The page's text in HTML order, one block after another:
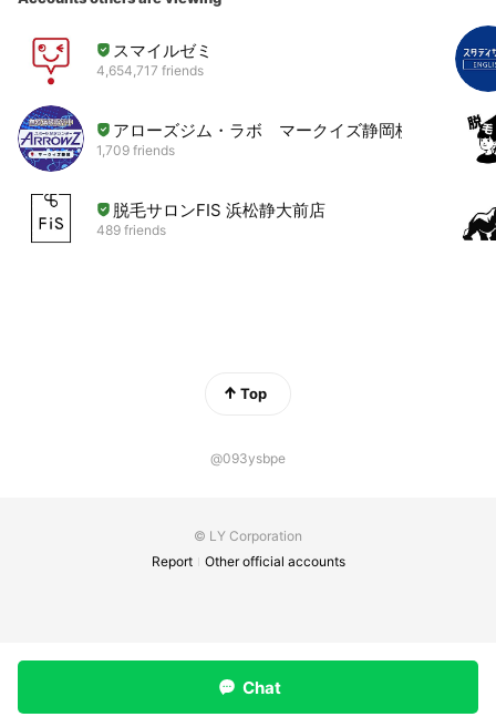
スマイルゼミ
4,654,717 friends
アローズジム・ラボ マークイズ静岡校
1,709 friends
脱毛サロンFIS 浜松静大前店
489 friends
Top
@093ysbpe
© LY Corporation
Report
Other official accounts
Chat